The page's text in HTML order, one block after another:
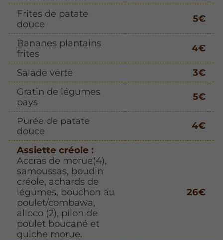
Frites de patate
douce
5€
Bananes plantains
frites
4€
Salade verte
3€
Gratin de légumes
pays
5€
Purée de patate
douce
4€
Assiette créole :
Accras de morue(4),
samoussas, boudin
créole, achards de
légumes, bouchon au
poulet/combawa,
alloco (2), pilon de
poulet boucané et
quiche morue.
26€